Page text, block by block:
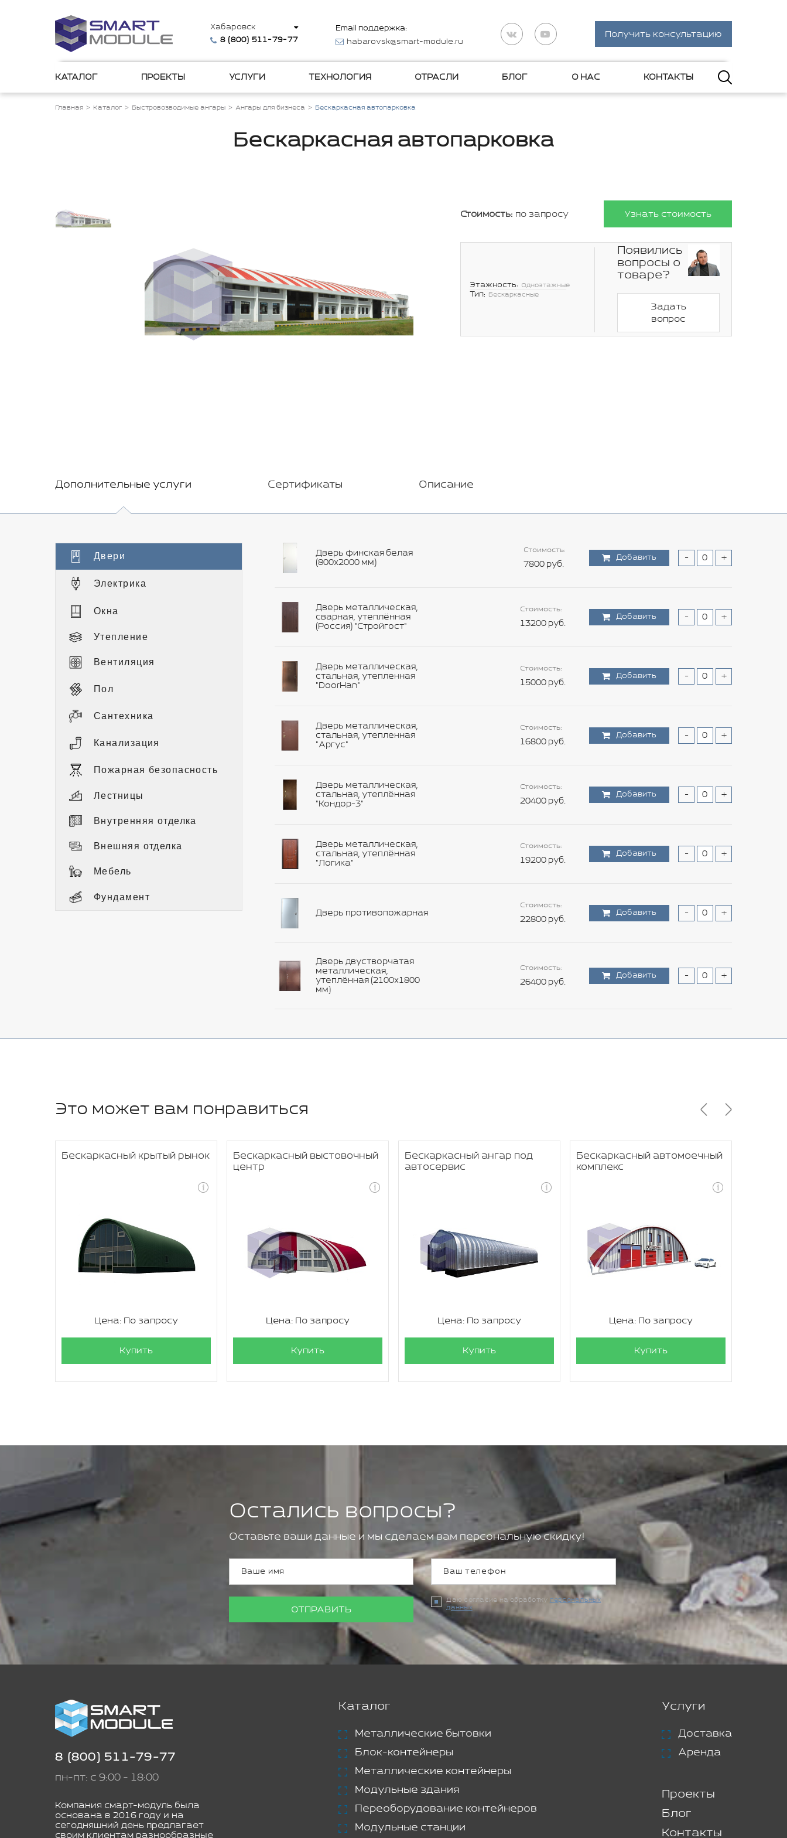
Хабаровск
8 (800) 511-79-77
Email поддержка:
habarovsk@smart-module.ru
Получить консультацию
КАТАЛОГ ПРОЕКТЫ УСЛУГИ ТЕХНОЛОГИЯ ОТРАСЛИ БЛОГ О НАС КОНТАКТЫ
Главная Каталог Быстровозводимые ангары Ангары для бизнеса Бескаркасная автопарковка
Бескаркасная автопарковка
Стоимость: по запросу Узнать стоимость
Этажность: Одноэтажные
Тип: Бескаркасные
Появились
вопросы о
товаре?
Задать
вопрос
Дополнительные услуги Сертификаты Описание
Двери
Электрика
Окна
Утепление
Вентиляция
Пол
Сантехника
Канализация
Пожарная безопасность
Лестницы
Внутренняя отделка
Внешняя отделка
Мебель
Фундамент
Дверь финская белая
(800х2000 мм)
Стоимость:
7800 руб.
Добавить - +
Дверь металлическая,
сварная, утеплённая
(Россия) "Стройгост"
Стоимость:
13200 руб.
Добавить - +
Дверь металлическая,
стальная, утепленная
"DoorHan"
Стоимость:
15000 руб.
Добавить - +
Дверь металлическая,
стальная, утепленная
"Аргус"
Стоимость:
16800 руб.
Добавить - +
Дверь металлическая,
стальная, утеплённая
"Кондор-3"
Стоимость:
20400 руб.
Добавить - +
Дверь металлическая,
стальная, утеплённая
"Логика"
Стоимость:
19200 руб.
Добавить - +
Дверь противопожарная
Стоимость:
22800 руб.
Добавить - +
Дверь двустворчатая
металлическая,
утеплённая (2100х1800
мм)
Стоимость:
26400 руб.
Добавить - +
Это может вам понравиться
Бескаркасный крытый рынок
Цена: По запросу
Купить
Бескаркасный выстовочный
центр
Цена: По запросу
Купить
Бескаркасный ангар под
автосервис
Цена: По запросу
Купить
Бескаркасный автомоечный
комплекс
Цена: По запросу
Купить
Остались вопросы?
Оставьте ваши данные и мы сделаем вам персональную скидку!
ОТПРАВИТЬ
Даю согласие на обработку персональных
данных
8 (800) 511-79-77
пн-пт: с 9:00 - 18:00
Компания смарт-модуль была
основана в 2016 году и на
сегодняшний день предлагает
своим клиентам разнообразные
Каталог
Металлические бытовки
Блок-контейнеры
Металлические контейнеры
Модульные здания
Переоборудование контейнеров
Модульные станции
Услуги
Доставка
Аренда
Проекты
Блог
Контакты